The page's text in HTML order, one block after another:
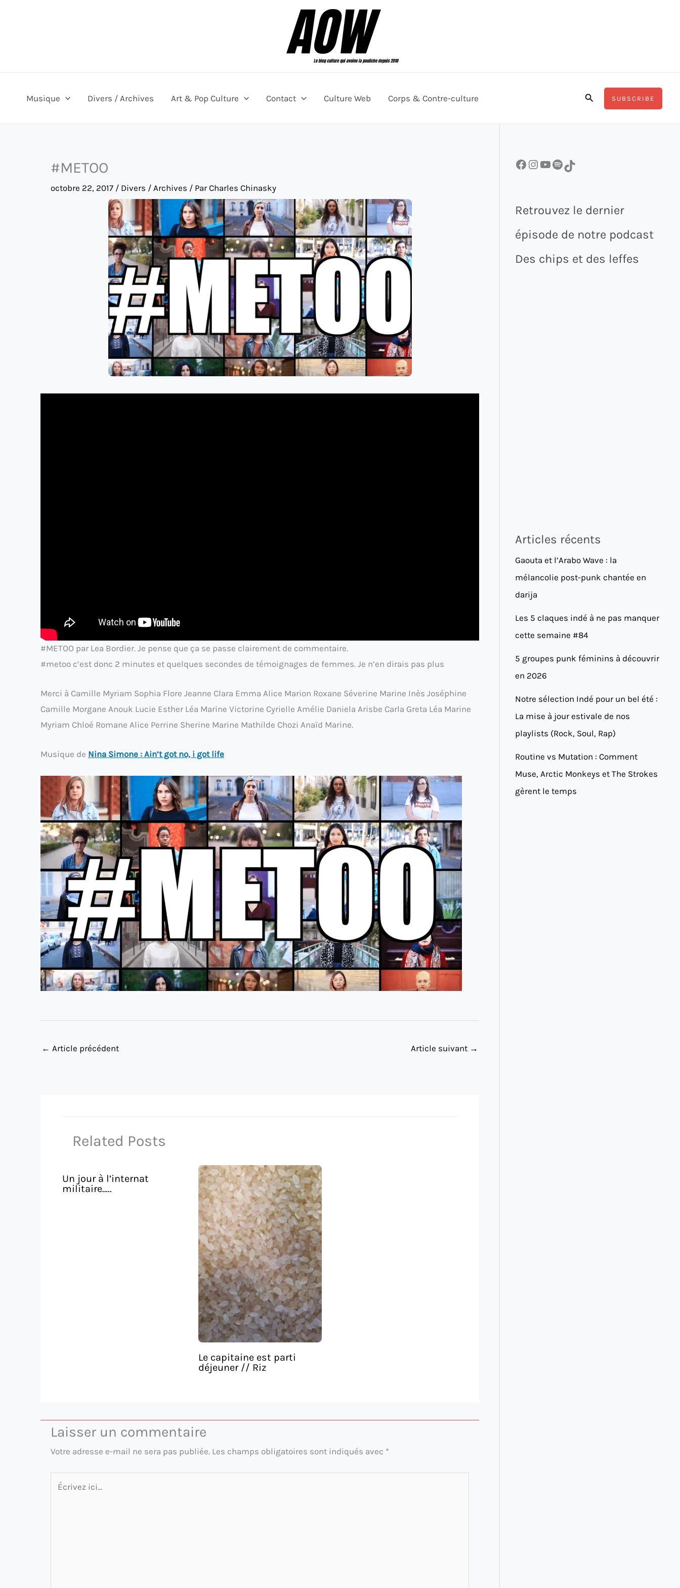
Musique Divers / Archives Art & Pop Culture Contact Culture Web Corps & Contre-culture RechercherSUBSCRIBE
#METOO
octobre 22, 2017 / Divers / Archives / ParCharles Chinasky
#METOO par Lea Bordier. Je pense que ça se passe clairement de commentaire.
#metoo c’est donc 2 minutes et quelques secondes de témoignages de femmes. Je n’en dirais pas plus
Merci à Camille Myriam Sophia Flore Jeanne Clara Emma Alice Marion Roxane Séverine Marine Inès Joséphine
Camille Morgane Anouk Lucie Esther Léa Marine Victorine Cyrielle Amélie Daniela Arisbe Carla Greta Léa Marine
Myriam Chloé Romane Alice Perrine Sherine Marine Mathilde Chozi Anaïd Marine.
Musique de Nina Simone : Ain’t got no, i got life
← Article précédent Article suivant →
Related Posts
Un jour à l’internat
militaire…..
Le capitaine est parti
déjeuner // Riz
Laisser un commentaire
Votre adresse e-mail ne sera pas publiée. Les champs obligatoires sont indiqués avec *
Écrivez
Facebook InstagramYouTube Spotify TikTok
Retrouvez le dernier
épisode de notre podcast
Des chips et des leffes
Articles récents
Gaouta et l’Arabo Wave : la
mélancolie post-punk chantée en
darija
Les 5 claques indé à ne pas manquer
cette semaine #84
5 groupes punk féminins à découvrir
en 2026
Notre sélection Indé pour un bel été :
La mise à jour estivale de nos
playlists (Rock, Soul, Rap)
Routine vs Mutation : Comment
Muse, Arctic Monkeys et The Strokes
gèrent le temps